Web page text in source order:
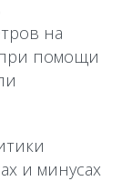
на
помощи
и минусах